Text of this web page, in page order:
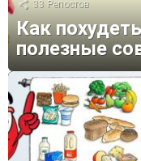
33 Репостов
Как
полезные